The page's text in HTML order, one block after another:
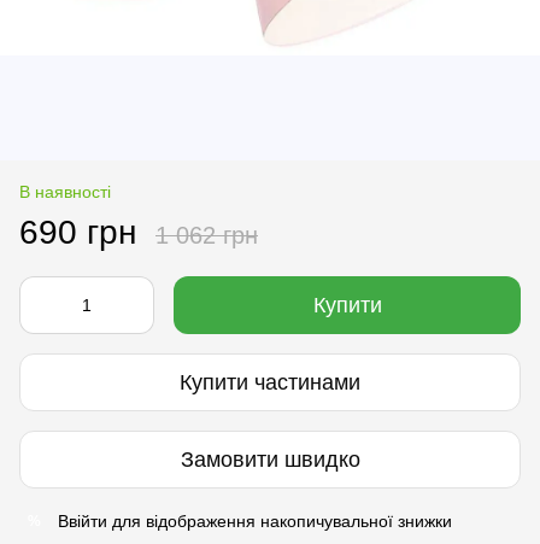
В наявності
690 грн 1 062 грн
Купити
Купити частинами
Замовити швидко
Ввійти для відображення накопичувальної знижки